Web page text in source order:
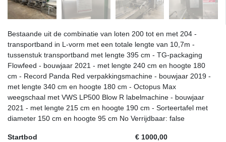
Bestaande uit de combinatie van loten 200 tot en met 204 -
transportband in L-vorm met een totale lengte van 10,7m -
tussenstuk transportband met lengte 395 cm - TG-packaging
Flowfeed - bouwjaar 2021 - met lengte 240 cm en hoogte 180
cm - Record Panda Red verpakkingsmachine - bouwjaar 2019 -
met lengte 340 cm en hoogte 180 cm - Octopus Max
weegschaal met VWS LP500 Blow R labelmachine - bouwjaar
2021 - met lengte 215 cm en hoogte 190 cm - Sorteertafel met
diameter 150 cm en hoogte 95 cm No Verrijdbaar: false
Startbod
€ 1000,00